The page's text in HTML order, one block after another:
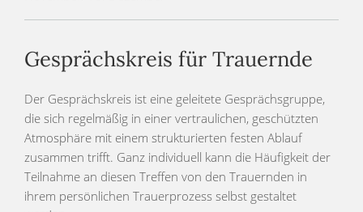
Gesprächskreis für Trauernde
Der Gesprächskreis ist eine geleitete Gesprächsgruppe,
die sich regelmäßig in einer vertraulichen, geschützten
Atmosphäre mit einem strukturierten festen Ablauf
zusammen trifft. Ganz individuell kann die Häufigkeit der
Teilnahme an diesen Treffen von den Trauernden in
ihrem persönlichen Trauerprozess selbst gestaltet